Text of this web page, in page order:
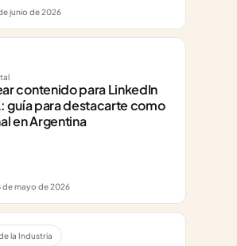
junio de 2026
contenido para LinkedIn
guía para destacarte como
en Argentina
de mayo de 2026
la Industria